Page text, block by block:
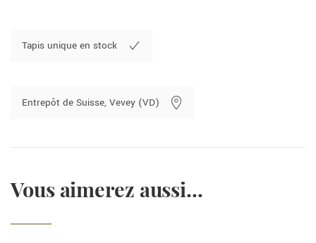
Tapis unique en stock
Entrepôt de Suisse, Vevey (VD)
Vous aimerez aussi...